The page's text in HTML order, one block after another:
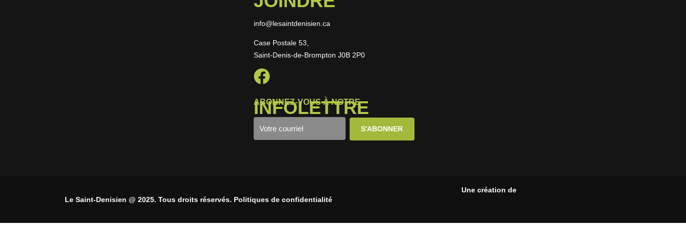
info@lesaintdenisien.ca
Case Postale 53,
Saint-Denis-de-Brompton J0B 2P0
ABONNEZ-VOUS À NOTRE
INFOLETTRE
Le Saint-Denisien @ 2025. Tous droits réservés. Politiques de confidentialité
Une création de